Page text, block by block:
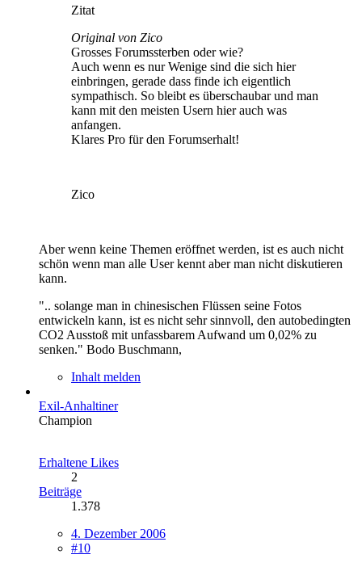
Zitat
Original von Zico
Grosses Forumssterben oder wie?
Auch wenn es nur Wenige sind die sich hier
einbringen, gerade dass finde ich eigentlich
sympathisch. So bleibt es überschaubar und man
kann mit den meisten Usern hier auch was
anfangen.
Klares Pro für den Forumserhalt!
Zico
Aber wenn keine Themen eröffnet werden, ist es auch nicht
schön wenn man alle User kennt aber man nicht diskutieren
kann.
".. solange man in chinesischen Flüssen seine Fotos
entwickeln kann, ist es nicht sehr sinnvoll, den autobedingten
CO2 Ausstoß mit unfassbarem Aufwand um 0,02% zu
senken." Bodo Buschmann,
Inhalt melden
Exil-Anhaltiner
Champion
Erhaltene Likes
2
Beiträge
1.378
4. Dezember 2006
#10